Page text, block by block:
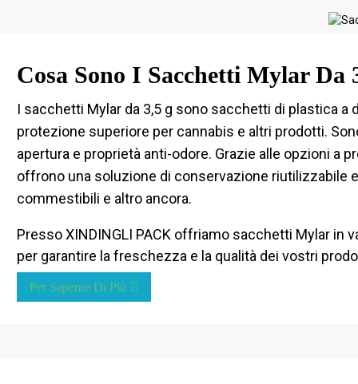
Cosa Sono I Sacchetti Mylar Da
I sacchetti Mylar da 3,5 g sono sacchetti di plastica
protezione superiore per cannabis e altri prodotti.
apertura e proprietà anti-odore. Grazie alle opzioni a
offrono una soluzione di conservazione riutilizzabile
commestibili e altro ancora.
Presso XINDINGLI PACK offriamo sacchetti Mylar in
per garantire la freschezza e la qualità dei vostri
Per Saperne Di Più